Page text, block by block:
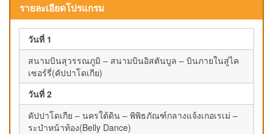
รายละเอียดโปรแกรม
วันที่ 1
สนามบินสุวรรณภูมิ – สนามบินอิสตันบูล – บินภายในสู่ไค
เซอร์รี่(คัปปาโดเกีย)
วันที่ 2
คัปปาโดเกีย – นครใต้ดิน – พิพิธภัณฑ์กลางแจ้งเกอเรเม่ –
ระบำหน้าท้อง(Belly Dance)